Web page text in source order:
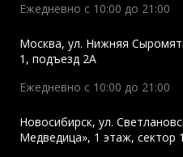
Ежедневно с 10:00 до 21:00
Москва, ул. Нижняя
1, подъезд 2A
Ежедневно с 10:00 до 21:00
Новосибирск, ул.
Медведица», 1 этаж, сектор